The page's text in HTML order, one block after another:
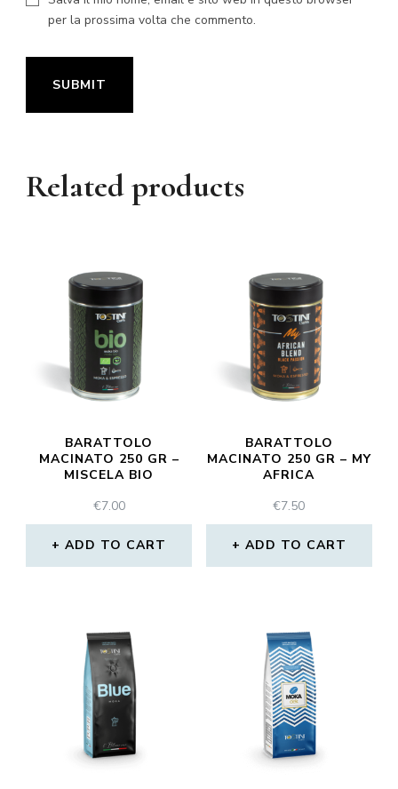
per la prossima volta che commento.
Related products
BARATTOLO
MACINATO 250 GR –
MISCELA BIO
€7.00
ADD TO CART
BARATTOLO
MACINATO 250 GR – MY
AFRICA
€7.50
ADD TO CART